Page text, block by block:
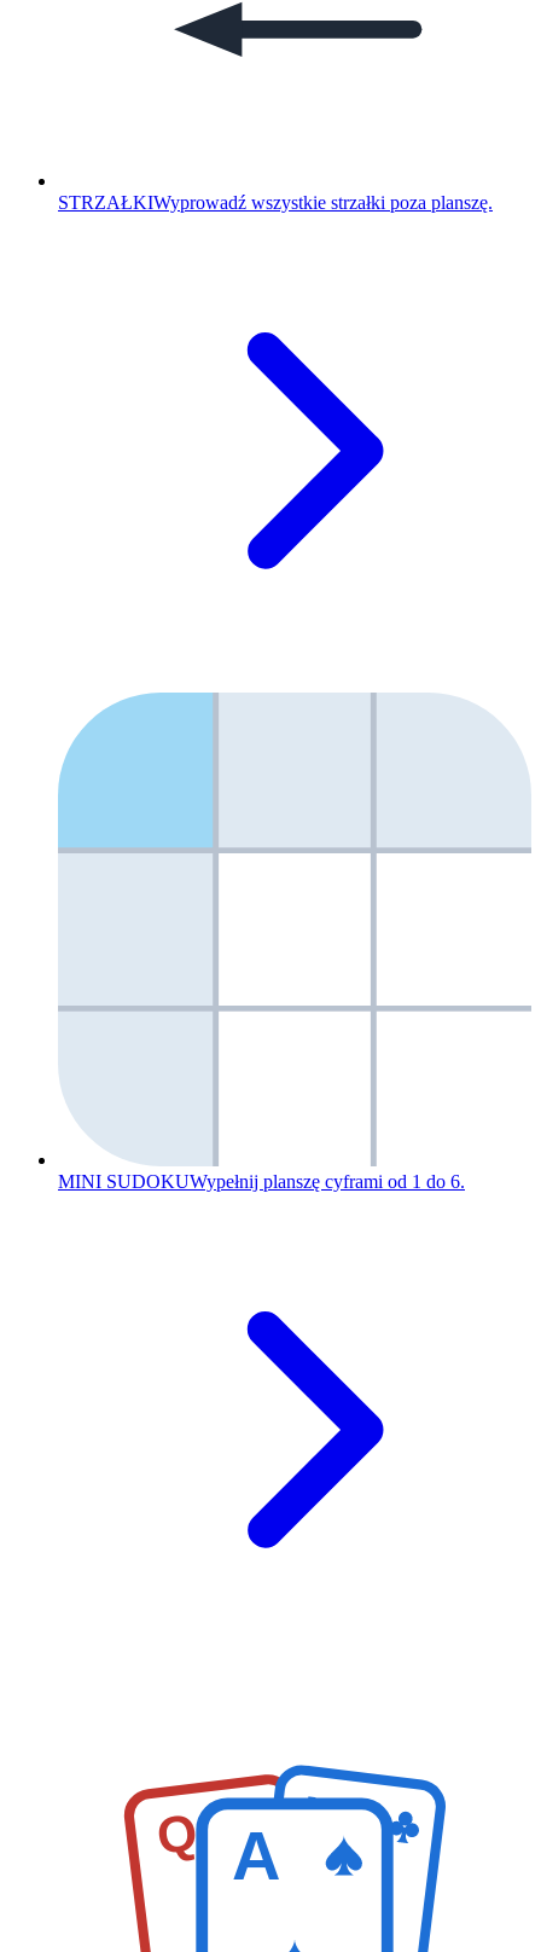
STRZAŁKIWyprowadź wszystkie strzałki poza planszę.
MINI SUDOKUWypełnij planszę cyframi od 1 do 6.
Q K
A